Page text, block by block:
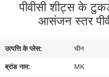
कारखाने
दौरा
पीवीसी शीट्स के
आसंजन स्तर
उत्पत्ति के प्लेस: चीन
ब्रांड नाम: MK